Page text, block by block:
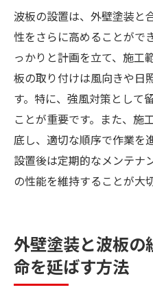
波板の設置は、外壁塗装と
性をさらに高めることがで
っかりと計画を立て、施工
板の取り付けは風向きや日
す。特に、強風対策として
ことが重要です。また、施
底し、適切な順序で作業を
設置後は定期的なメンテナ
の性能を維持することが大
外壁塗装と波板の
命を延ばす方法